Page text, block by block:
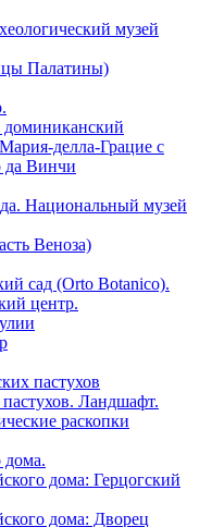
музей
Палатины)
делла-Грацие c
да Винчи
Национальный музей
Веноза)
сад (Orto Botanico).
центр.
пастухов
Ландшафт.
раскопки
дома.
дома: Герцогский
дома: Дворец